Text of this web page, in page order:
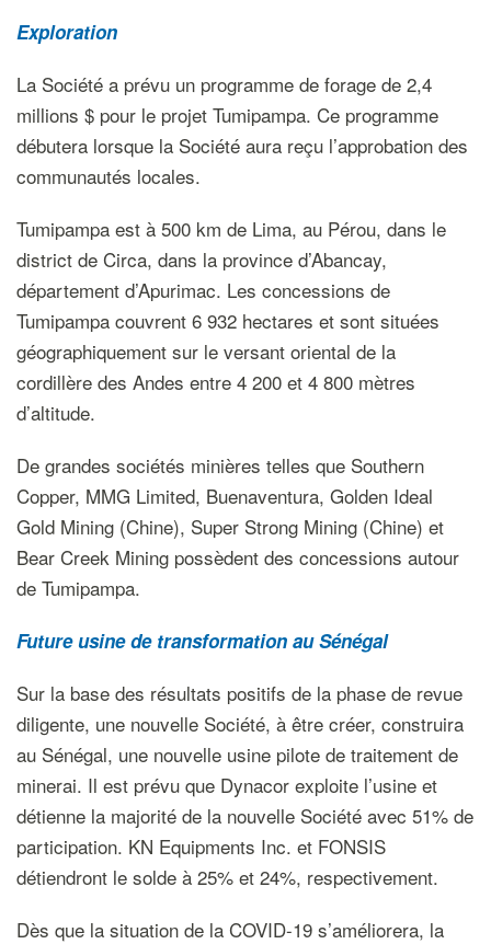
Exploration
La Société a prévu un programme de forage de 2,4
millions $ pour le projet Tumipampa. Ce programme
débutera lorsque la Société aura reçu l’approbation des
communautés locales.
Tumipampa est à 500 km de Lima, au Pérou, dans le
district de Circa, dans la province d’Abancay,
département d’Apurimac. Les concessions de
Tumipampa couvrent 6 932 hectares et sont situées
géographiquement sur le versant oriental de la
cordillère des Andes entre 4 200 et 4 800 mètres
d’altitude.
De grandes sociétés minières telles que Southern
Copper, MMG Limited, Buenaventura, Golden Ideal
Gold Mining (Chine), Super Strong Mining (Chine) et
Bear Creek Mining possèdent des concessions autour
de Tumipampa.
Future usine de transformation auSénégal
Sur la base des résultats positifs de la phase de revue
diligente, une nouvelle Société, à être créer, construira
au Sénégal, une nouvelle usine pilote de traitement de
minerai. Il est prévu que Dynacor exploite l’usine et
détienne la majorité de la nouvelle Société avec 51% de
participation. KN Equipments Inc. et FONSIS
détiendront le solde à 25% et 24%, respectivement.
Dès que la situation de la COVID-19 s’améliorera, la